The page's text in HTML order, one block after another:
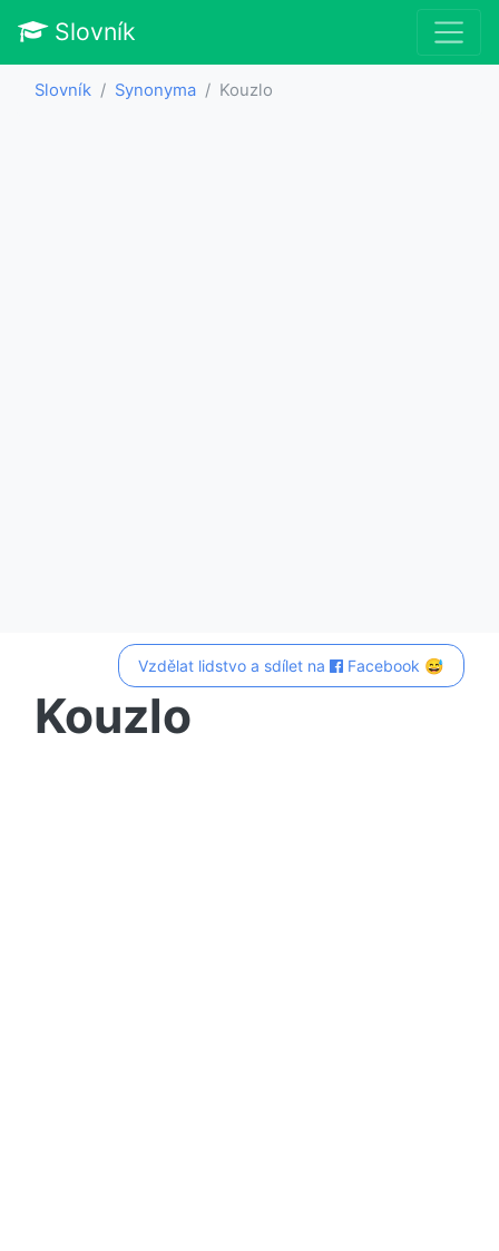
Slovník
Slovník Synonyma Kouzlo
Vzdělat lidstvo a sdílet na Facebook 😅
Kouzlo